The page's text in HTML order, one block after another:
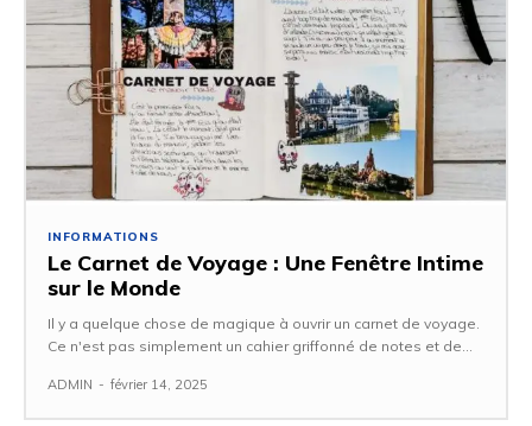
INFORMATIONS
Le Carnet de Voyage : Une Fenêtre Intime
sur le Monde
Il y a quelque chose de magique à ouvrir un carnet de voyage.
Ce n'est pas simplement un cahier griffonné de notes et de...
ADMIN - février 14, 2025